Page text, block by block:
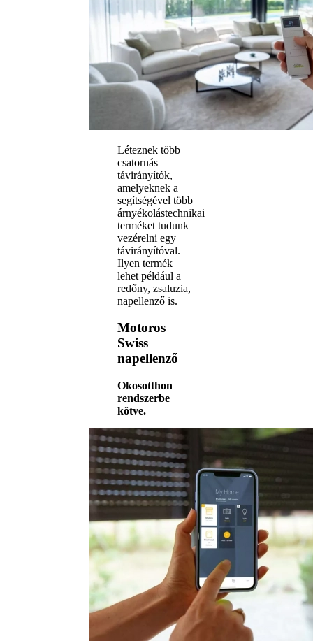
Léteznek több
csatornás
távirányítók,
amelyeknek a
segítségével több
árnyékolástechnikai
terméket tudunk
vezérelni egy
távirányítóval.
Ilyen termék
lehet például a
redőny, zsaluzia,
napellenző is.
Motoros
Swiss
napellenző
Okosotthon
rendszerbe
kötve.